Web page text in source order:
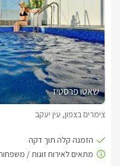
שאטו פרסטיז
צימרים בצפון, עין יעקב